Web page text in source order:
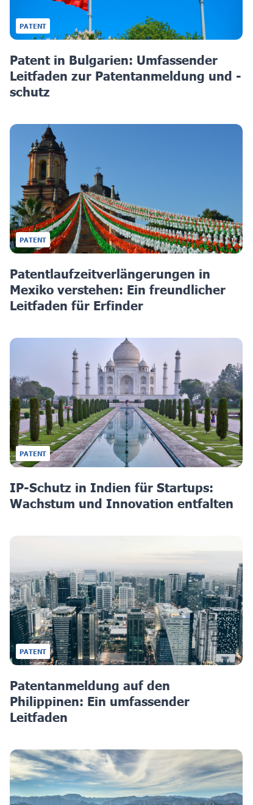
PATENT
Patent in Bulgarien: Umfassender
Leitfaden zur Patentanmeldung und -
schutz
PATENT
Patentlaufzeitverlängerungen in
Mexiko verstehen: Ein freundlicher
Leitfaden für Erfinder
PATENT
IP-Schutz in Indien für Startups:
Wachstum und Innovation entfalten
PATENT
Patentanmeldung auf den
Philippinen: Ein umfassender
Leitfaden